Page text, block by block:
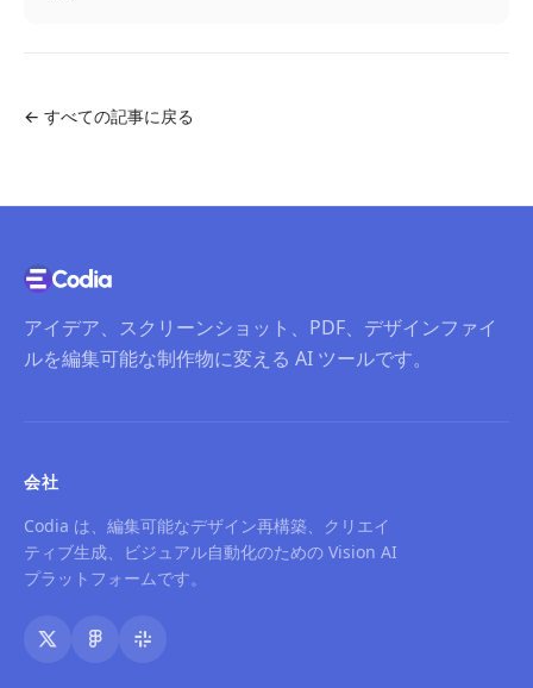
← すべての記事に戻る
アイデア、スクリーンショット、PDF、デザインファイ
ルを編集可能な制作物に変える AI ツールです。
会社
Codia は、編集可能なデザイン再構築、クリエイ
ティブ生成、ビジュアル自動化のための Vision AI
プラットフォームです。